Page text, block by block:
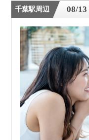
千葉駅周辺 08/13